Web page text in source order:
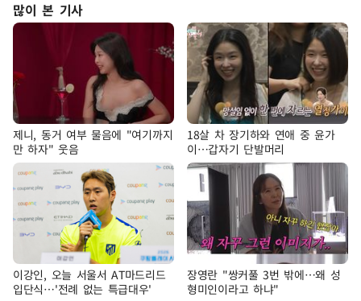
많이 본 기사
제니, 동거 여부 물음에 "여기까지
만 하자" 웃음
18살 차 장기하와 연애 중 윤가
이…갑자기 단발머리
이강인, 오늘 서울서 AT마드리드
입단식…'전례 없는 특급대우'
장영란 "쌍커풀 3번 밖에…왜 성
형미인이라고 하냐"